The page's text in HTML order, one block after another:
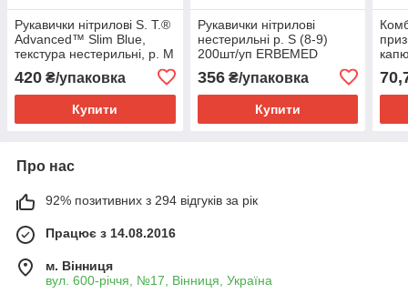
Рукавички нітрилові S. T.®
Advanced™ Slim Blue,
текстура нестерильні, р. М
420 ₴/упаковка
Купити
Рукавички нітрилові
нестерильні р. S (8-9)
200шт/уп ERBEMED
356₴/упаковка
Купити
Про нас
92% позитивних з 294 відгуків за рік
Працює з 14.08.2016
м. Вінниця
вул. 600-річчя, №17, Вінниця, Україна